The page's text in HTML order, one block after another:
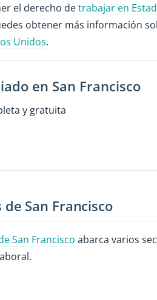
el derecho detrabajar en
obtener más información
Unidos.
en San Francisco
y gratuita
San Francisco
San Francisco abarca varios